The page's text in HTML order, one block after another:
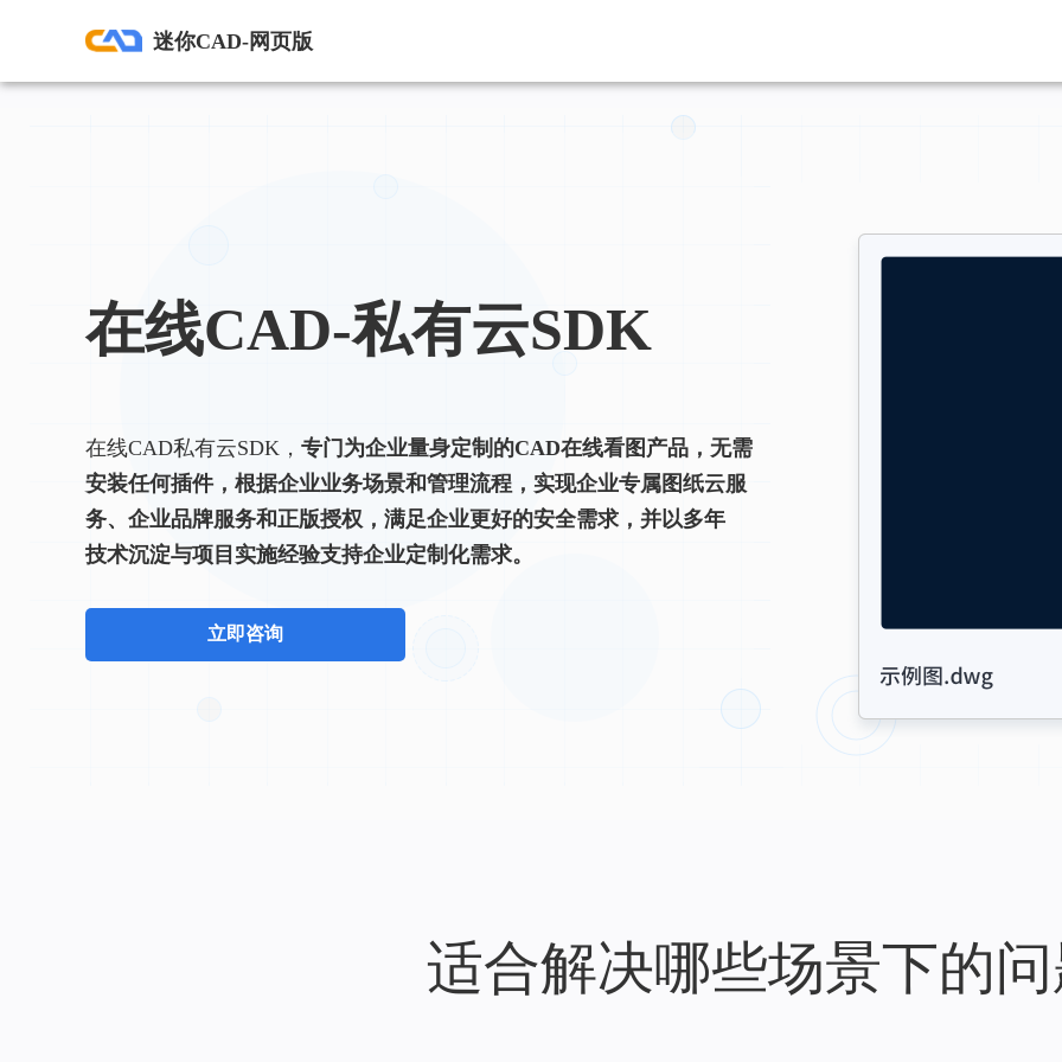
迷你CAD-网页版
在线CAD-私有云SDK
在线CAD私有云SDK， 专门为企业量身定制的CAD在线看图产品，无需
安装任何插件，根据企业业务场景和管理流程，实现企业专属图纸云服
务、企业品牌服务和正版授权，满足企业更好的安全需求，并以多年
技术沉淀与项目实施经验支持企业定制化需求。
立即咨询
适合解决哪些场景下的